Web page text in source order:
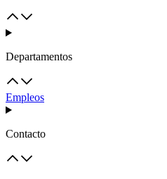
Departamentos
Empleos
Contacto